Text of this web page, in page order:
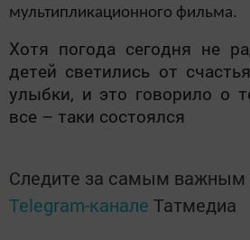
мультипликационного фильма.
Хотя погода сегодня не
детей светились от
улыбки, и это говорило о
все – таки состоялся
Следите за самым важным
Telegram-канале Татмедиа